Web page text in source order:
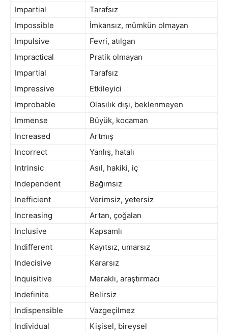
Impartial
Tarafsız
Impossible
İmkansız, mümkün olmayan
Impulsive
Fevri, atılgan
Impractical
Pratik olmayan
Impartial
Tarafsız
Impressive
Etkileyici
Improbable
Olasılık dışı, beklenmeyen
Immense
Büyük, kocaman
Increased
Artmış
Incorrect
Yanlış, hatalı
Intrinsic
Asıl, hakiki, iç
Independent
Bağımsız
Inefficient
Verimsiz, yetersiz
Increasing
Artan, çoğalan
Inclusive
Kapsamlı
Indifferent
Kayıtsız, umarsız
Indecisive
Kararsız
Inquisitive
Meraklı, araştırmacı
Indefinite
Belirsiz
Indispensible
Vazgeçilmez
Individual
Kişisel, bireysel